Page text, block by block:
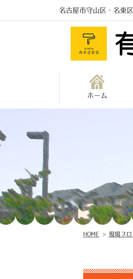
名古屋市守山区・名東
ホーム
HOME > 現場ブロ